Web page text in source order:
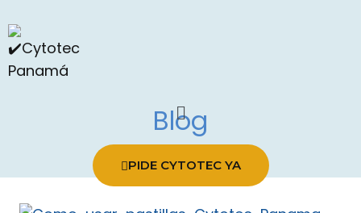
PIDE CYTOTEC YA
Blog